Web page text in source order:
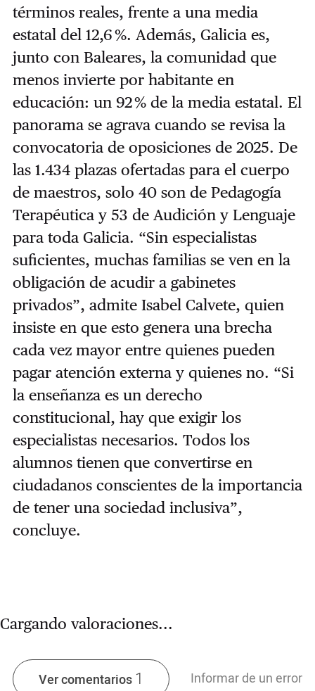
términos reales, frente a una media
estatal del 12,6 %. Además, Galicia es,
junto con Baleares, la comunidad que
menos invierte por habitante en
educación: un 92 % de la media estatal. El
panorama se agrava cuando se revisa la
convocatoria de oposiciones de 2025. De
las 1.434 plazas ofertadas para el cuerpo
de maestros, solo 40 son de Pedagogía
Terapéutica y 53 de Audición y Lenguaje
para toda Galicia. “Sin especialistas
suficientes, muchas familias se ven en la
obligación de acudir a gabinetes
privados”, admite Isabel Calvete, quien
insiste en que esto genera una brecha
cada vez mayor entre quienes pueden
pagar atención externa y quienes no. “Si
la enseñanza es un derecho
constitucional, hay que exigir los
especialistas necesarios. Todos los
alumnos tienen que convertirse en
ciudadanos conscientes de la importancia
de tener una sociedad inclusiva”,
concluye.
Cargando valoraciones...
Ver comentarios 1 Informar de un error